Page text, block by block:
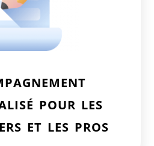
pour les
et les pros